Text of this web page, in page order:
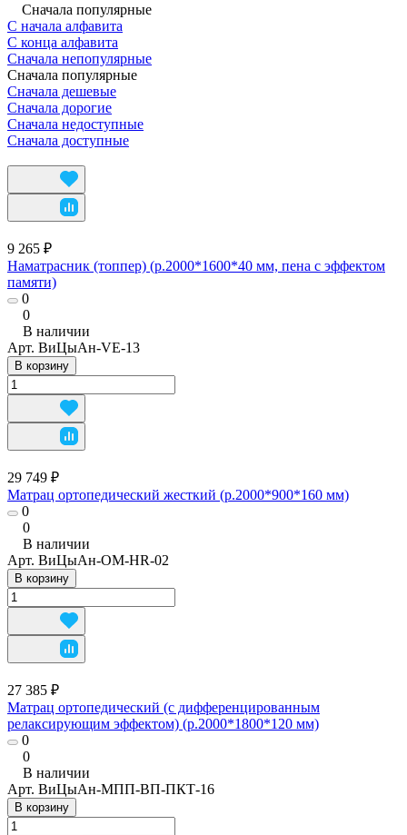
Сначала популярные
С начала алфавита
С конца алфавита
Сначала непопулярные
Сначала популярные
Сначала дешевые
Сначала дорогие
Сначала недоступные
Сначала доступные
9 265 ₽
Наматрасник (топпер) (р.2000*1600*40 мм, пена с эффектом
памяти)
0
0
В наличии
Арт. ВиЦыАн-VE-13
В корзину
29 749 ₽
Матрац ортопедический жесткий (р.2000*900*160 мм)
0
0
В наличии
Арт. ВиЦыАн-ОМ-HR-02
В корзину
27 385 ₽
Матрац ортопедический (с дифференцированным
релаксирующим эффектом) (р.2000*1800*120 мм)
0
0
В наличии
Арт. ВиЦыАн-МПП-ВП-ПКТ-16
В корзину